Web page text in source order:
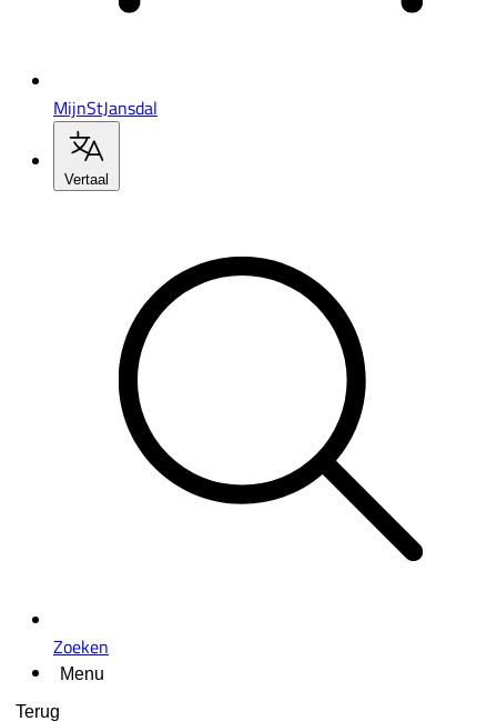
MijnStJansdal
Vertaal
Zoeken
Menu
Terug